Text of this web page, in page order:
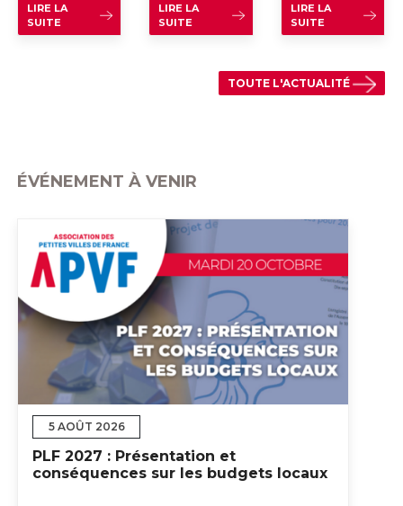
LIRE LA
SUITE
LIRE LA
SUITE
LIRE LA
SUITE
TOUTE L'ACTUALITÉ
ÉVÉNEMENT À VENIR
5 AOÛT 2026
PLF 2027 : Présentation et
conséquences sur les budgets locaux